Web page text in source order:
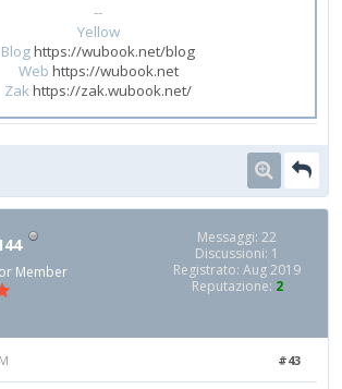
--
Yellow
Bloghttps://wubook.net/blog
Web https://wubook.net
Zakhttps://zak.wubook.net/
Member
Messaggi: 22
Discussioni: 1
Registrato: Aug 2019
Reputazione: 2
#43